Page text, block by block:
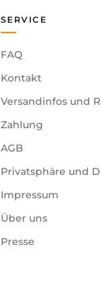
SERVICE
FAQ
Kontakt
Versandinfos und
Zahlung
AGB
Privatsphäre und
Impressum
Über uns
Presse